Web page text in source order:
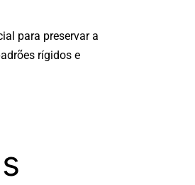
para preservar a
rígidos e